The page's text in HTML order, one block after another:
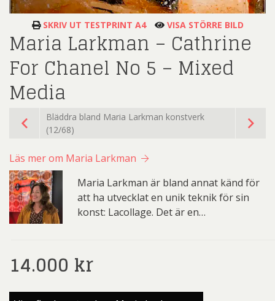
SKRIV UT TESTPRINT A4 VISA STÖRRE BILD
Maria Larkman – Cathrine
For Chanel No 5 – Mixed
Media
Bläddra bland Maria Larkman konstverk
(12/68)
Läs mer om Maria Larkman
Maria Larkman är bland annat känd för
att ha utvecklat en unik teknik för sin
konst: Lacollage. Det är en…
14.000 kr